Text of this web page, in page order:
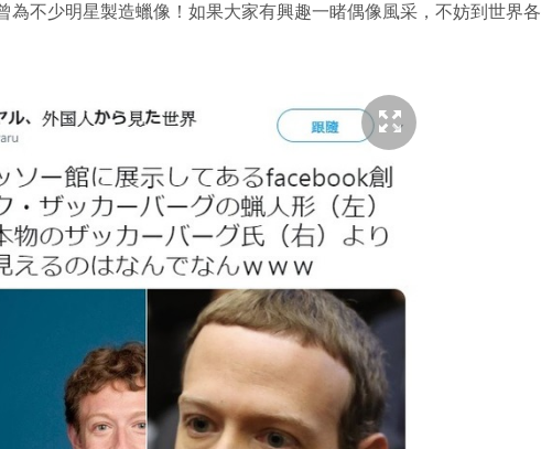
為不少明星製造蠟像！如果大家有興趣一睹偶像風采，不妨到世界各